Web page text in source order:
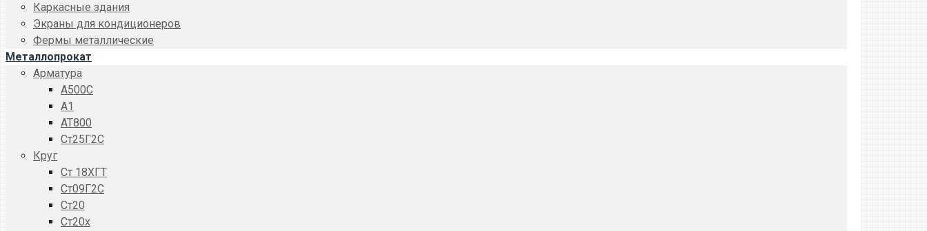
Каркасные здания
Экраны для кондиционеров
Фермы металлические
Металлопрокат
Арматура
A500C
А1
АТ800
Ст25Г2С
Круг
Ст 18ХГТ
Ст09Г2С
Ст20
Ст20x